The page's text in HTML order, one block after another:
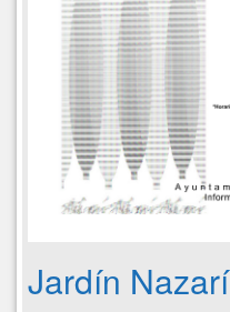
Jardín Nazarí